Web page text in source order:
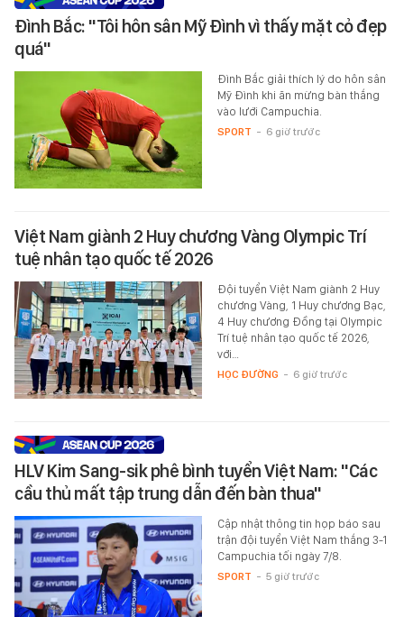
Đình Bắc: "Tôi hôn sân Mỹ Đình vì thấy mặt cỏ đẹp
quá"
Đình Bắc giải thích lý do hôn sân
Mỹ Đình khi ăn mừng bàn thắng
vào lưới Campuchia.
SPORT - 6 giờ trước
Việt Nam giành 2 Huy chương Vàng Olympic Trí
tuệ nhân tạo quốc tế 2026
Đội tuyển Việt Nam giành 2 Huy
chương Vàng, 1 Huy chương Bạc,
4 Huy chương Đồng tại Olympic
Trí tuệ nhân tạo quốc tế 2026,
với…
HỌC ĐƯỜNG - 6 giờ trước
HLV Kim Sang-sik phê bình tuyển Việt Nam: "Các
cầu thủ mất tập trung dẫn đến bàn thua"
Cập nhật thông tin họp báo sau
trận đội tuyển Việt Nam thắng 3-1
Campuchia tối ngày 7/8.
SPORT - 5 giờ trước